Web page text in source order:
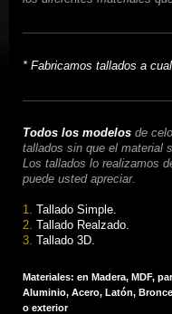
* Fabricamos tallados a
Todos los modelos de
tallados sin que el material
Los tallados lo realizamos
puede usted apreciar.
1.
Tallado Simple.
2.
Tallado Realzado.
3.
Tallado 3D.
Materiales: en Madera, MDF,
Aluminio, Acero, Latón,
o exterior